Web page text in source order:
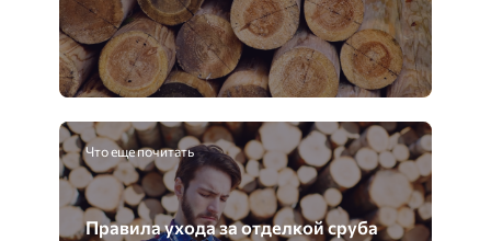
Что еще почитать
Правила ухода за отделкой сруба